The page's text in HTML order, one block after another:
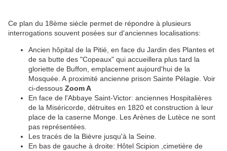
Ce plan du 18ème siècle permet de répondre à plusieurs
interrogations souvent posées sur d'anciennes localisations:
Ancien hôpital de la Pitié, en face du Jardin des Plantes et
de sa butte des "Copeaux" qui accueillera plus tard la
gloriette de Buffon, emplacement aujourd'hui de la
Mosquée. A proximité ancienne prison Sainte Pélagie. Voir
ci-dessous Zoom A
En face de l'Abbaye Saint-Victor: anciennes Hospitalières
de la Miséricorde, détruites en 1820 et construction à leur
place de la caserne Monge. Les Arènes de Lutèce ne sont
pas représentées.
Les tracés de la Bièvre jusqu'à la Seine.
En bas de gauche à droite: Hôtel Scipion ,cimetière de